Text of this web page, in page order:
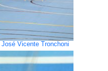
Vicente Tronchoni